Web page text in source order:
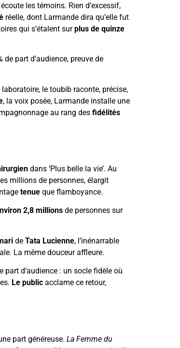
les témoins. Rien d’excessif,
réelle, dont Larmande dira qu’elle fut
qui s’étalent surplus de quinze
de part d’audience, preuve de
le toubib raconte, précise,
, la voix posée, Larmande installe une
au rang des fidélités
dans ‘Plus belle la vie’. Au
millions de personnes, élargit
tenue que flamboyance.
2,8 millions de personnes sur
de Tata Lucienne, l’inénarrable
La même douceur affleure.
part d’audience : un socle fidèle où
Le public acclame ce retour,
part généreuse. La Femme du